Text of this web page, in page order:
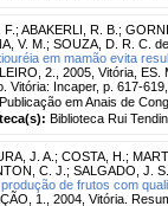
F. ; ABAKERLI, R. B. ;
V. M. ; SOUZA, D. R. C. de
em mamão evita
2., 2005, Vitória,
Vitória: Incaper, p. 617-
Publicação em Anais de
Biblioteca Rui
J. A. ; COSTA, H. ;
C. J. ; SALGADO, J. S.
de frutos com
1., 2004, Vitória.